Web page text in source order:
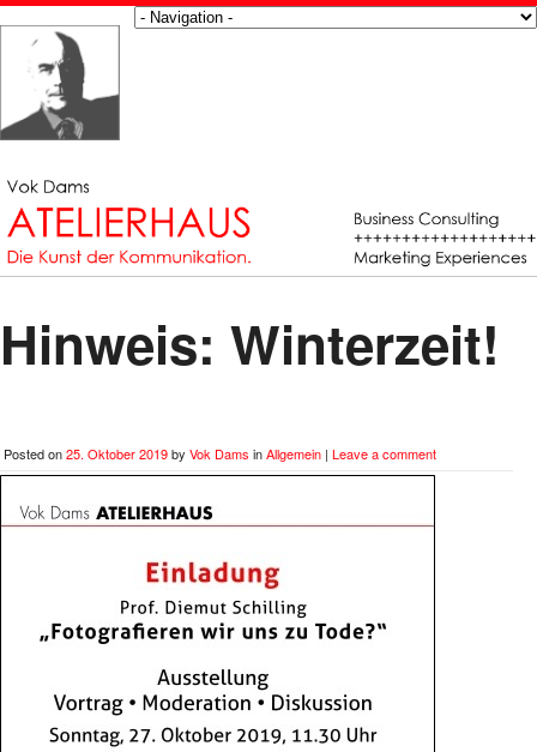
Hinweis: Winterzeit!
Posted on25. Oktober 2019by Vok Dams inAllgemein | Leave a comment